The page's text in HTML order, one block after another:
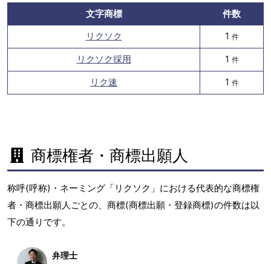
文字商標
件数
リクソク
1 件
リクソク採用 1 件
リク速 1 件
商標権者・商標出願人
称呼(呼称)・ネーミング「リクソク」における代表的な商標権
者・商標出願人ごとの、商標(商標出願・登録商標)の件数は以
下の通りです。
弁理士